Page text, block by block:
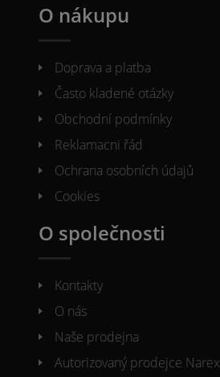
O nákupu
Doprava a platba
Často kladené otázky
Obchodní podmínky
Reklamacni řád
Ochrana osobních údajů
Cookies
O společnosti
Kontakty
O nás
Naše prodejna
Autorizovaný prodejce Narex